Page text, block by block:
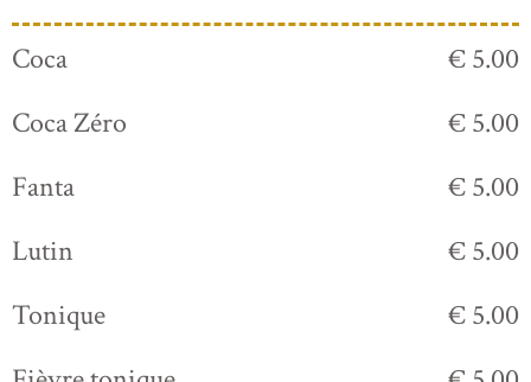
Coca
€ 5.00
Coca Zéro
€ 5.00
Fanta
€ 5.00
Lutin
€ 5.00
Tonique
€ 5.00